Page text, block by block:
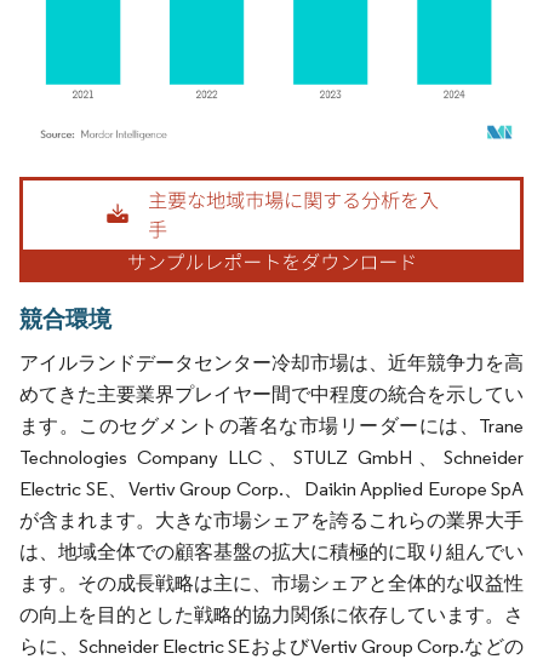
画像 © Mordor Intelligence。再利用にはCC BY 4.0の表示が必要です。
競合環境
アイルランドデータセンター冷却市場は、近年競争力を高
めてきた主要業界プレイヤー間で中程度の統合を示してい
ます。このセグメントの著名な市場リーダーには、Trane
Technologies Company LLC、STULZ GmbH、Schneider
Electric SE、Vertiv Group Corp.、Daikin Applied Europe SpA
が含まれます。大きな市場シェアを誇るこれらの業界大手
は、地域全体での顧客基盤の拡大に積極的に取り組んでい
ます。その成長戦略は主に、市場シェアと全体的な収益性
の向上を目的とした戦略的協力関係に依存しています。さ
らに、Schneider Electric SEおよびVertiv Group Corp.などの